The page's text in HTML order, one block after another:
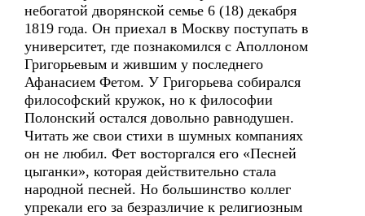
небогатой дворянской семье 6 (18) декабря
1819 года. Он приехал в Москву поступать в
университет, где познакомился с Аполлоном
Григорьевым и жившим у последнего
Афанасием Фетом. У Григорьева собирался
философский кружок, но к философии
Полонский остался довольно равнодушен.
Читать же свои стихи в шумных компаниях
он не любил. Фет восторгался его «Песней
цыганки», которая действительно стала
народной песней. Но большинство коллег
упрекали его за безразличие к религиозным